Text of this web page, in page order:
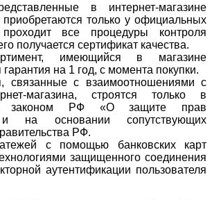
в интернет-магазине
только у официальных
все процедуры контроля
получается сертификат качества.
имеющийся в магазине
гарантия на 1 год, с момента покупки.
связанные с взаимоотношениями с
магазина, строятся только в
с законом РФ «О защите прав
и на основании сопутствующих
РФ.
с помощью банковских карт
защищенного соединения
аутентификации пользователя